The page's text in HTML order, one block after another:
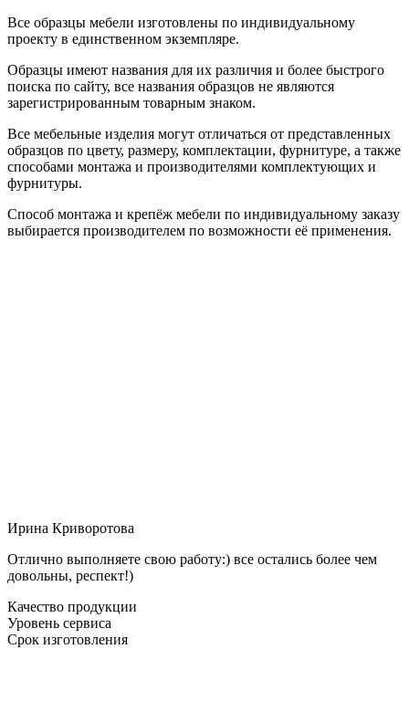
Все образцы мебели изготовлены по индивидуальному
проекту в единственном экземпляре.
Образцы имеют названия для их различия и более быстрого
поиска по сайту, все названия образцов не являются
зарегистрированным товарным знаком.
Все мебельные изделия могут отличаться от представленных
образцов по цвету, размеру, комплектации, фурнитуре, а также
способами монтажа и производителями комплектующих и
фурнитуры.
Способ монтажа и крепёж мебели по индивидуальному заказу
выбирается производителем по возможности её применения.
Ирина Криворотова
Отлично выполняете свою работу:) все остались более чем
довольны, респект!)
Качество продукции
Уровень сервиса
Срок изготовления